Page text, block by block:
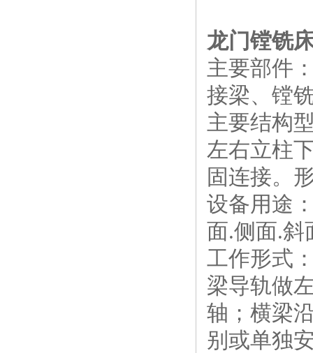
龙门镗铣
主要部件
接梁、镗
主要结构
左右立柱
固连接。
设备用途
面.侧面.斜
工作形式
梁导轨做
轴；横梁
别或单独